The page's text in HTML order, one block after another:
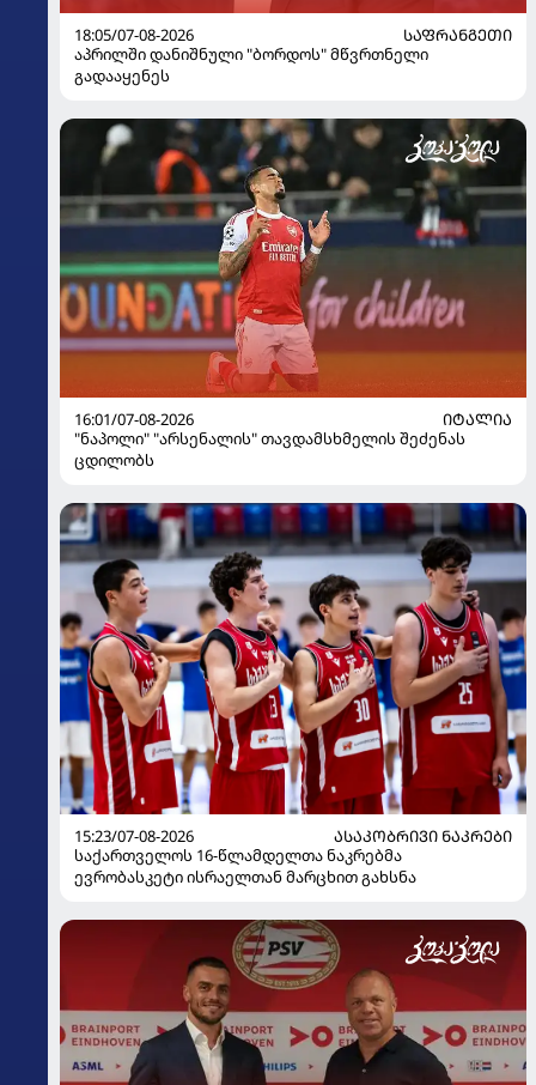
18:05/07-08-2026
ᲡᲐᲤᲠᲐᲜᲒᲔᲗᲘ
აპრილში დანიშნული "ბორდოს" მწვრთნელი
გადააყენეს
16:01/07-08-2026
ᲘᲢᲐᲚᲘᲐ
"ნაპოლი" "არსენალის" თავდამსხმელის შეძენას
ცდილობს
15:23/07-08-2026
ᲐᲡᲐᲙᲝᲑᲠᲘᲕᲘ ᲜᲐᲙᲠᲔᲑᲘ
საქართველოს 16-წლამდელთა ნაკრებმა
ევრობასკეტი ისრაელთან მარცხით გახსნა